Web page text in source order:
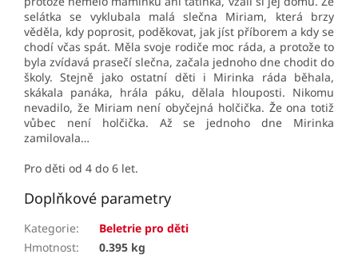
selátka se vyklubala malá slečna Miriam, která brzy
věděla, kdy poprosit, poděkovat, jak jíst příborem a kdy se
chodí včas spát. Měla svoje rodiče moc ráda, a protože to
byla zvídavá prasečí slečna, začala jednoho dne chodit do
školy. Stejně jako ostatní děti i Mirinka ráda běhala,
skákala panáka, hrála páku, dělala hlouposti. Nikomu
nevadilo, že Miriam není obyčejná holčička. Že ona totiž
vůbec není holčička. Až se jednoho dne Mirinka
zamilovala…
Pro děti od 4 do 6 let.
Doplňkové parametry
Kategorie:
Beletrie pro děti
Hmotnost:
0.395 kg